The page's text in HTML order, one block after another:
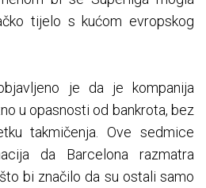
tijelo s kućom evropskog
je da je kompanija
u opasnosti od bankrota, bez
takmičenja. Ove sedmice
da Barcelona razmatra
bi značilo da su ostali samo